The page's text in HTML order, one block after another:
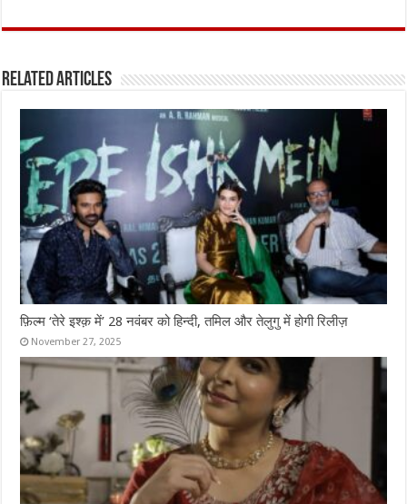
ce
o
o
k
it
r
at
A
p
p
ai ar
Related Articles
फ़िल्म ‘तेरे इश्क़ में’ 28 नवंबर को हिन्दी, तमिल और तेलुगु में होगी रिलीज़
November 27, 2025